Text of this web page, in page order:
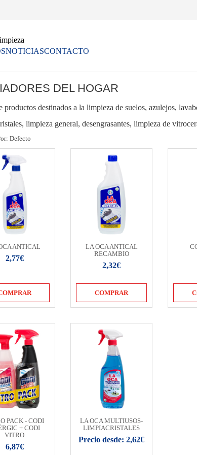
NOTICIASCONTACTO
DEL HOGAR
productos destinados a la limpieza de suelos, azulejos,
limpieza general, desengrasantes, limpieza de
Defecto
ANTICAL
2,77€
LA OCA ANTICAL
RECAMBIO
2,32€
COMPRAR
PACK - CODI
+ CODI
VITRO
6,87€
LA OCA MULTIUSOS-
LIMPIACRISTALES
Precio desde: 2,62€